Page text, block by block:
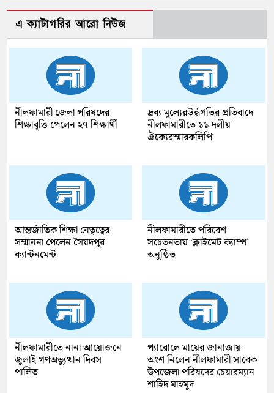
এ ক্যাটাগরির আরো নিউজ
নীলফামারী জেলা পরিষদের
শিক্ষাবৃত্তি পেলেন ২৭ শিক্ষার্থী
দ্রব্য মূল্যেরউর্দ্ধগতির প্রতিবাদে
নীলফামারীতে ১১ দলীয়
ঐক্যেরস্মারকলিপি
আন্তর্জাতিক শিক্ষা নেতৃত্বের
সম্মাননা পেলেন সৈয়দপুর
ক্যান্টনমেন্ট
নীলফামারীতে পরিবেশ
সচেতনতায় ‘ক্লাইমেট ক্যাম্প’
অনুষ্ঠিত
নীলফামারীতে নানা আয়োজনে
জুলাই গণঅভ্যুত্থান দিবস
পালিত
প্যারোলে মায়ের জানাজায়
অংশ নিলেন নীলফামারী সাবেক
উপজেলা পরিষদের চেয়ারম্যান
শাহিদ মাহমুদ